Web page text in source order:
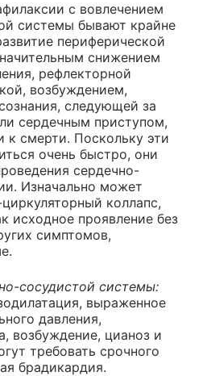
с вовлечением
системы бывают крайне
периферической
снижением
рефлекторной
возбуждением,
следующей за
сердечным приступом,
к смерти. Поскольку эти
очень быстро, они
сердечно-
Изначально может
коллапс,
исходное проявление без
симптомов,
сосудистой системы:
выраженное
давления,
возбуждение, цианоз и
требовать срочного
брадикардия.